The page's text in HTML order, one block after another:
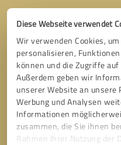
Diese Webseite verwendet
Wir verwenden Cookies,
personalisieren,
können und die Zugriffe
Außerdem geben wir
unserer Website an unsere
Werbung und Analysen
Informationen
zusammen, die Sie ihnen
Rahmen Ihrer Nutzung der